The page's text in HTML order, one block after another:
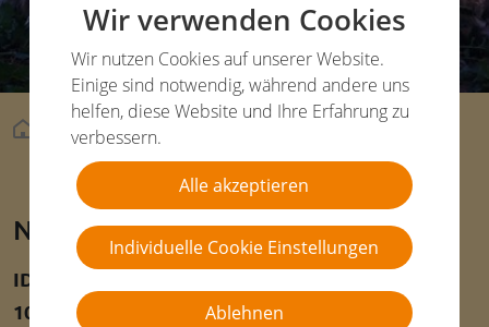
Wir verwenden Cookies
Wir nutzen Cookies auf unserer Website.
Einige sind notwendig, während andere uns
helfen, diese Website und Ihre Erfahrung zu
verbessern.
Alle akzeptieren
Individuelle Cookie Einstellungen
Ablehnen
Aktuelles
Neuss - 2022
IDS-Neus-09.07.2022 & German-Winner
10.07.2022